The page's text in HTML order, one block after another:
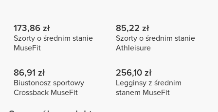
173,86 zł
Szorty o średnim stanie
MuseFit
85,22 zł
Szorty o średnim stanie
Athleisure
86,91 zł
Biustonosz sportowy
Crossback MuseFit
256,10 zł
Legginsy z średnim
stanem MuseFit